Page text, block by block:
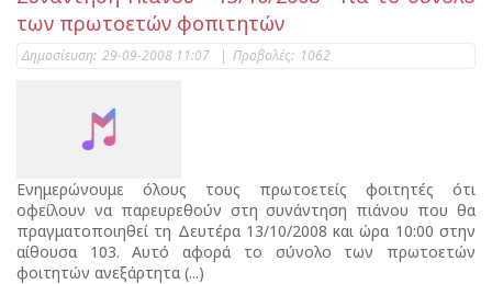
των πρωτοετών φοπιτητών
Δημοσίευση: 29-09-2008 11:07 | Προβολές: 1062
Ενημερώνουμε όλους τους πρωτοετείς φοιτητές ότι
οφείλουν να παρευρεθούν στη συνάντηση πιάνου που θα
πραγματοποιηθεί τη Δευτέρα 13/10/2008 και ώρα 10:00 στην
αίθουσα 103. Αυτό αφορά το σύνολο των πρωτοετών
φοιτητών ανεξάρτητα (...)